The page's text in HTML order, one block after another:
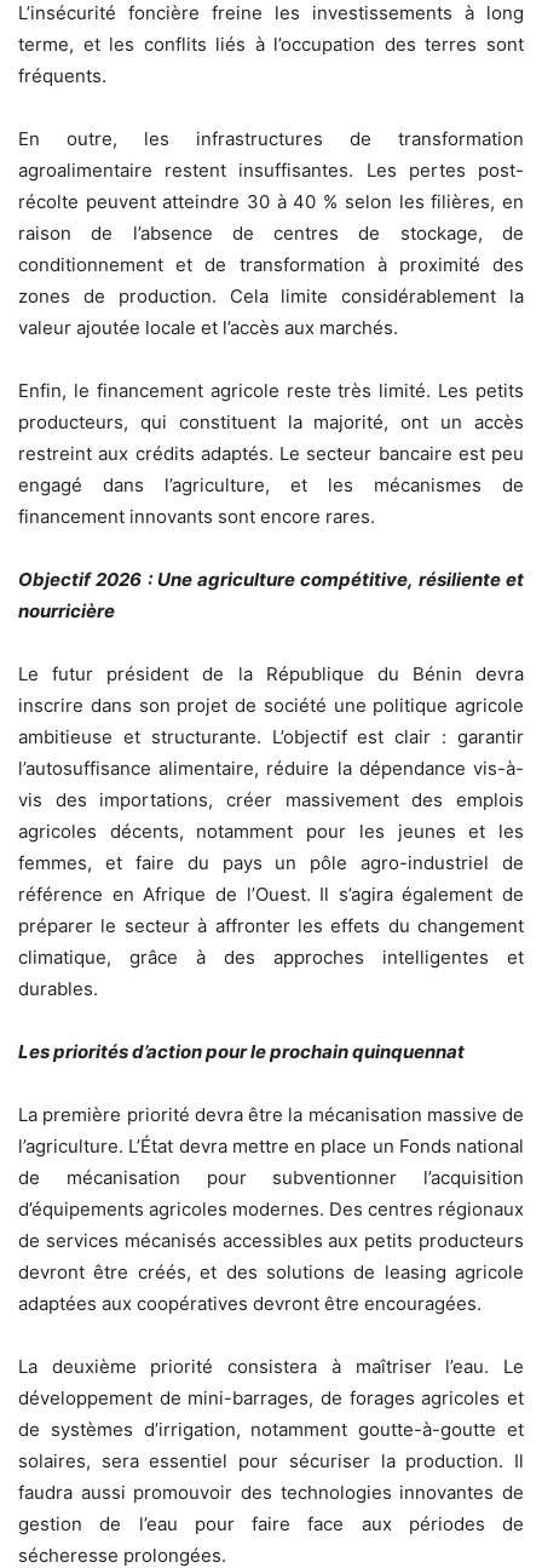
L’insécurité foncière freine les investissements à long
terme, et les conflits liés à l’occupation des terres sont
fréquents.
En outre, les infrastructures de transformation
agroalimentaire restent insuffisantes. Les pertes post-
récolte peuvent atteindre 30 à 40 % selon les filières, en
raison de l’absence de centres de stockage, de
conditionnement et de transformation à proximité des
zones de production. Cela limite considérablement la
valeur ajoutée locale et l’accès aux marchés.
Enfin, le financement agricole reste très limité. Les petits
producteurs, qui constituent la majorité, ont un accès
restreint aux crédits adaptés. Le secteur bancaire est peu
engagé dans l’agriculture, et les mécanismes de
financement innovants sont encore rares.
Objectif 2026 : Une agriculture compétitive, résiliente et
nourricière
Le futur président de la République du Bénin devra
inscrire dans son projet de société une politique agricole
ambitieuse et structurante. L’objectif est clair : garantir
l’autosuffisance alimentaire, réduire la dépendance vis-à-
vis des importations, créer massivement des emplois
agricoles décents, notamment pour les jeunes et les
femmes, et faire du pays un pôle agro-industriel de
référence en Afrique de l’Ouest. Il s’agira également de
préparer le secteur à affronter les effets du changement
climatique, grâce à des approches intelligentes et
durables.
Les priorités d’action pour le prochain quinquennat
La première priorité devra être la mécanisation massive de
l’agriculture. L’État devra mettre en place un Fonds national
de mécanisation pour subventionner l’acquisition
d’équipements agricoles modernes. Des centres régionaux
de services mécanisés accessibles aux petits producteurs
devront être créés, et des solutions de leasing agricole
adaptées aux coopératives devront être encouragées.
La deuxième priorité consistera à maîtriser l’eau. Le
développement de mini-barrages, de forages agricoles et
de systèmes d’irrigation, notamment goutte-à-goutte et
solaires, sera essentiel pour sécuriser la production. Il
faudra aussi promouvoir des technologies innovantes de
gestion de l’eau pour faire face aux périodes de
sécheresse prolongées.